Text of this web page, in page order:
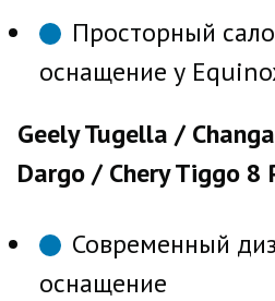
Просторный
оснащение у
Geely Tugella /
Dargo / Chery Tiggo 8
Современный
оснащение